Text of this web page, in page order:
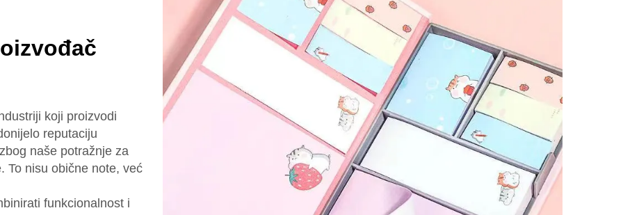
koji proizvodi
reputaciju
naše potražnje za
To nisu obične note, već
funkcionalnost i